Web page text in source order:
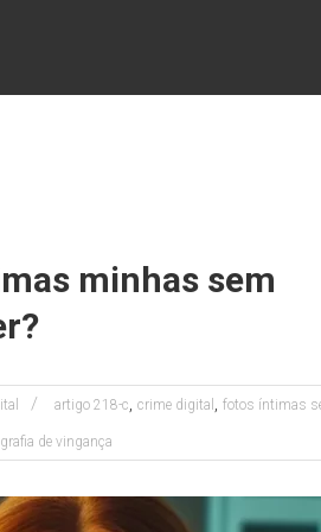
minhas sem
artigo 218-c, crime digital , fotos íntimas
de vingança